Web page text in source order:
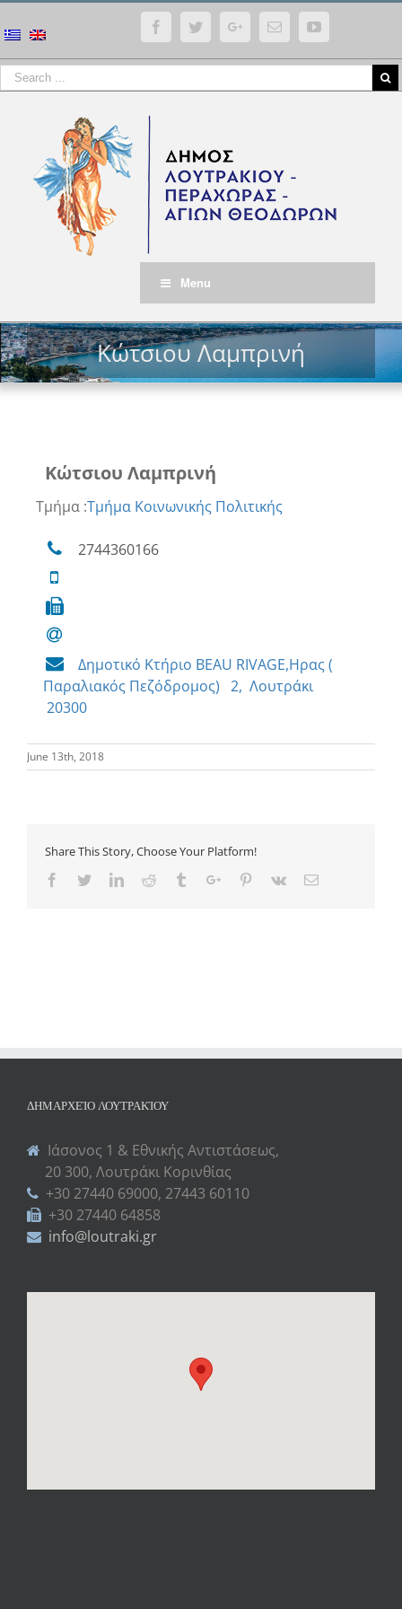
FacebookTwitterGoogle+Email YouTube
Menu
Κώτσιου Λαμπρινή
Κώτσιου Λαμπρινή
Τμήμα :Τμήμα Κοινωνικής Πολιτικής
2744360166
Δημοτικό Κτήριο BEAU RIVAGE,Ηρας (
Παραλιακός Πεζόδρομος) 2, Λουτράκι
20300
June 13th, 2018
Share This Story, Choose Your Platform!
Facebook
TwitterLinkedinReddit TumblrGoogle+Pinterest
Vk Email
ΔΗΜΑΡΧΕΊΟ ΛΟΥΤΡΑΚΊΟΥ
Ιάσονος 1 & Εθνικής Αντιστάσεως,
20 300, Λουτράκι Κορινθίας
+30 27440 69000, 27443 60110
+30 27440 64858
info@loutraki.gr